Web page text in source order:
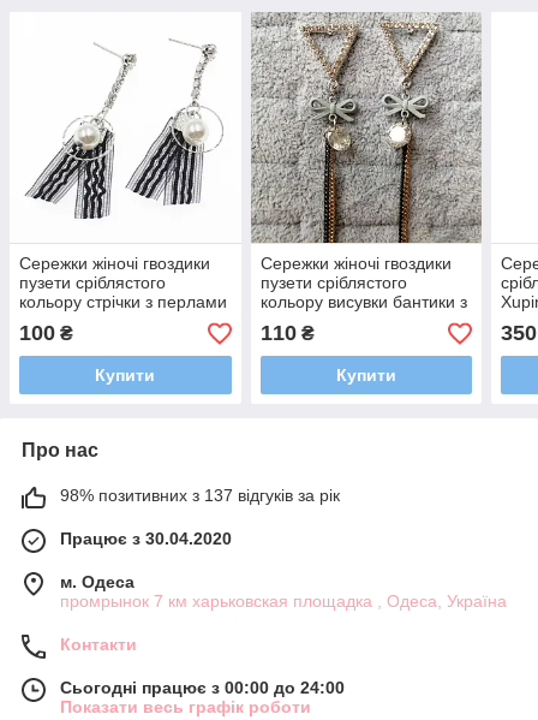
Сережки жіночі гвоздики
пузети сріблястого
кольору стрічки з перлами
та висувками з
кристалами розмір 6 см
100 ₴
Купити
Сережки жіночі гвоздики
пузети сріблястого
кольору висувки бантики з
камінчиками розмір 8 см
110₴
Купити
350
Про нас
98% позитивних з 137 відгуків за рік
Працює з 30.04.2020
м. Одеса
промрынок 7 км харьковская площадка , Одеса, Україна
Контакти
Сьогодні працює з 00:00 до 24:00
Показати весь графік роботи